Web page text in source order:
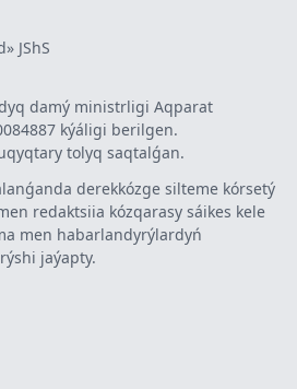
JShS
damý ministrligi Aqparat
kýáligi berilgen.
tolyq saqtalǵan.
derekkózge silteme kórsetý
redaktsiia kózqarasy sáikes kele
men habarlandyrýlardyń
jaýapty.